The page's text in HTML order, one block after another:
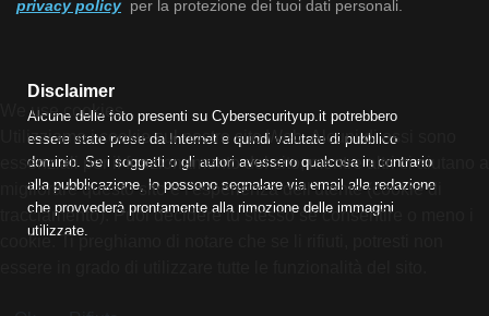
privacy policy per la protezione dei tuoi dati personali.
Disclaimer
Alcune delle foto presenti su Cybersecurityup.it potrebbero
essere state prese da Internet e quindi valutate di pubblico
dominio. Se i soggetti o gli autori avessero qualcosa in contrario
alla pubblicazione, lo possono segnalare via email alla redazione
che provvederà prontamente alla rimozione delle immagini
utilizzate.
We use cookies
Utilizziamo i cookie sul nostro sito Web. Alcuni di essi sono
essenziali per il funzionamento del sito, mentre altri ci aiutano a
migliorare questo sito e l'esperienza dell'utente (cookie di
tracciamento). Puoi decidere tu stesso se consentire o meno i
cookie. Ti preghiamo di notare che se li rifiuti, potresti non